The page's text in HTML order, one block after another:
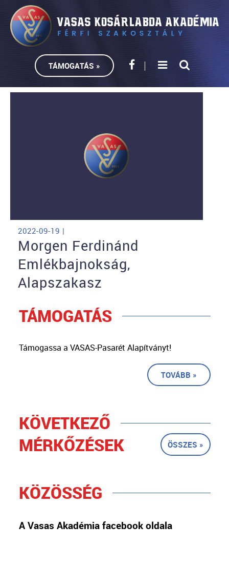
TÁMOGATÁS »
2022-09-19 |
Morgen Ferdinánd
Emlékbajnokság,
Alapszakasz
TÁMOGATÁS
Támogassa a VASAS-Pasarét Alapítványt!
TOVÁBB »
KÖVETKEZŐ
MÉRKŐZÉSEK
ÖSSZES »
KÖZÖSSÉG
A Vasas Akadémia facebook oldala